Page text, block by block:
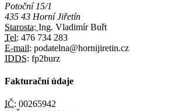
Potoční 15/1
435 43 Horní Jiřetín
Starosta: Ing. Vladimír Buřt
Tel: 476 734 283
E-mail: podatelna@hornijiretin.cz
IDDS: fp2burz
Fakturační údaje
IČ: 00265942